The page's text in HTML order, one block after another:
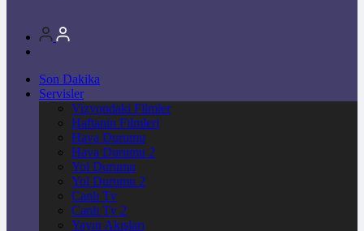
Son Dakika
Servisler
Vizyondaki Filmler
Haftanin Filmleri
Hava Durumu
Hava Durumu 2
Yol Durumu
Yol Durumu 2
Canlı Tv
Canlı Tv 2
Yayın Akışları